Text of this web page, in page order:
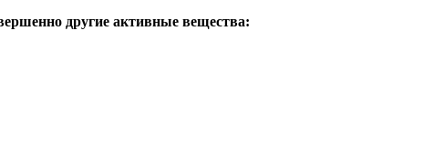
другие активные вещества: